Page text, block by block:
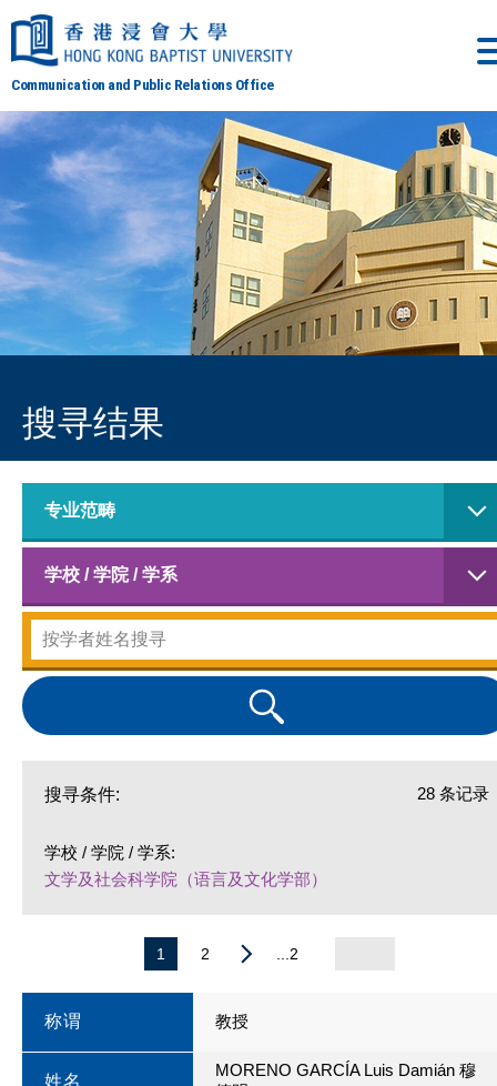
Communication and Public Relations Office
搜寻结果
专业范畴
学校 / 学院 / 学系
搜寻条件: 28 条记录
学校 / 学院 / 学系:
文学及社会科学院（语言及文化学部）
1 2 ...2
称谓 教授
姓名
MORENO GARCÍA Luis Damián 穆